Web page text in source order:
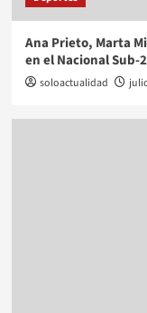
Ana Prieto, Marta
en el Nacional Sub-
soloactualidad